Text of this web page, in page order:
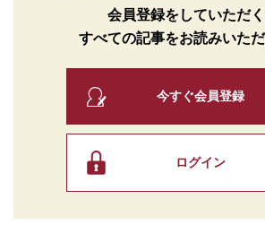
会員登録をしていただく
すべての記事をお読みいただ
今すぐ会員登録
ログイン